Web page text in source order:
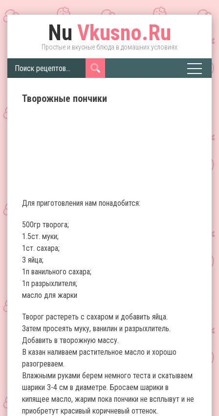
Nu Vkusno.Ru
Простые и вкусные блюда в домашних условиях
Творожные пончики
Для приготовления нам понадобится:
500гр творога;
1.5ст. муки;
1ст. сахара;
3 яйца;
1п ванильного сахара;
1п разрыхлителя;
масло для жарки
Творог растереть с сахаром и добавить яйца.
Затем просеять муку, ванилин и разрыхлитель.
Добавить в творожную массу.
В казан наливаем растительное масло и хорошо
разогреваем.
Влажными руками берем немного теста и скатываем
шарики 3-4 см в диаметре. Бросаем шарики в
кипящее масло, жарим пока пончики не всплывут и не
приобретут красивый коричневый оттенок.